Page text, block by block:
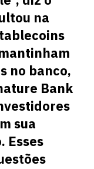
na
no banco,
Bank
sua
Esses